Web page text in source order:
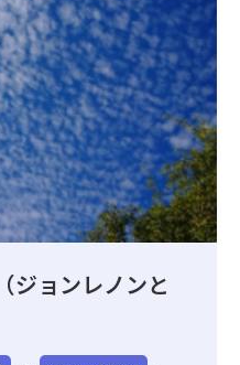
ジョンレノンと